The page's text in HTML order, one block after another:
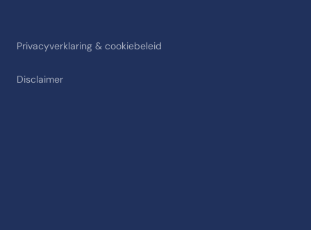
Privacyverklaring & cookiebeleid
Disclaimer